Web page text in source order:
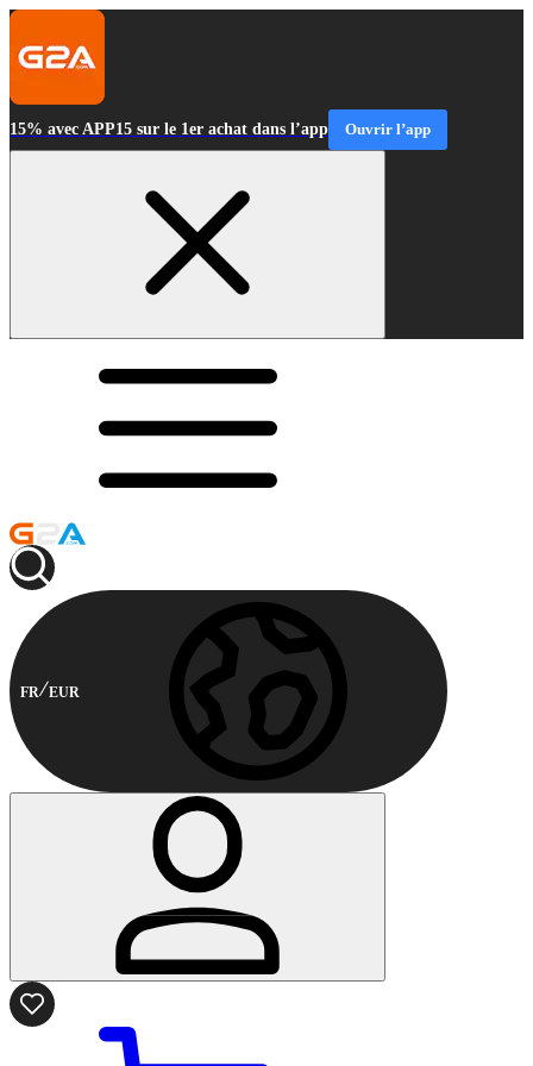
15% avec APP15 sur le 1er achat dans l’app Ouvrir l’app
FR EUR